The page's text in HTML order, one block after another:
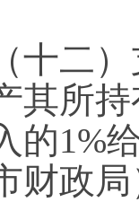
二）支
其所
的1%
财